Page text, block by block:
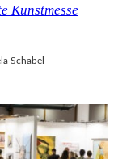
Kunstmesse
Schabel